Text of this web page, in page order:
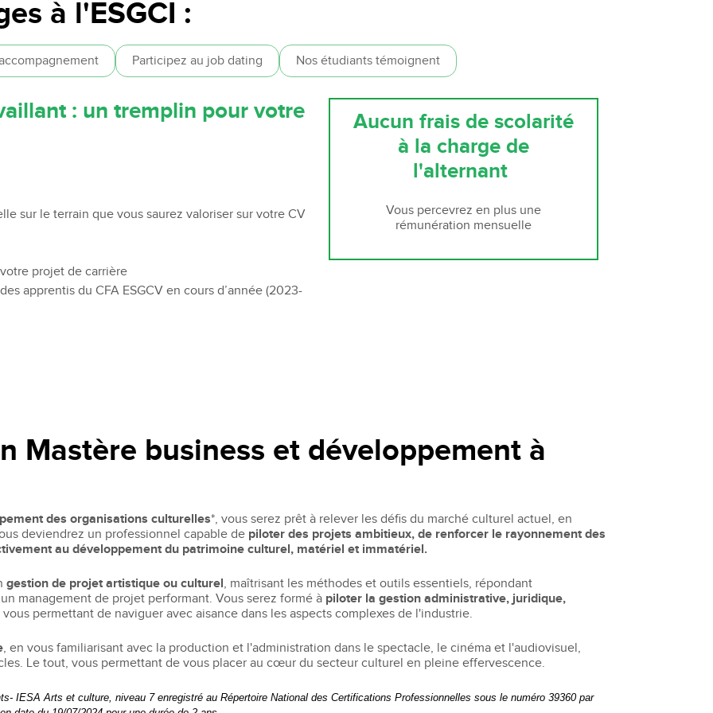
à l'ESGCI :
Participez au job dating Nos étudiants témoignent
: un tremplin pour votre
sur le terrain que vous saurez valoriser sur votre CV
projet de carrière
apprentis du CFA ESGCV en cours d’année (2023-
Aucun frais de scolarité
à la charge de
l'alternant
Vous percevrez en plus une
rémunération mensuelle
Mastère business et développement à
des organisations culturelles*, vous serez prêt à relever les défis du marché culturel actuel, en
deviendrez un professionnel capable de piloter des projets ambitieux, de renforcer le rayonnement des
au développement du patrimoine culturel, matériel et immatériel.
gestion de projet artistique ou culturel, maîtrisant les méthodes et outils essentiels, répondant
management de projet performant. Vous serez formé à piloter la gestion administrative, juridique,
permettant de naviguer avec aisance dans les aspects complexes de l'industrie.
, en vous familiarisant avec la production et l'administration dans le spectacle, le cinéma et l'audiovisuel,
Le tout, vous permettant de vous placer au cœur du secteur culturel en pleine effervescence.
IESA Arts et culture, niveau 7 enregistré au Répertoire National des Certifications Professionnelles sous le numéro 39360 par